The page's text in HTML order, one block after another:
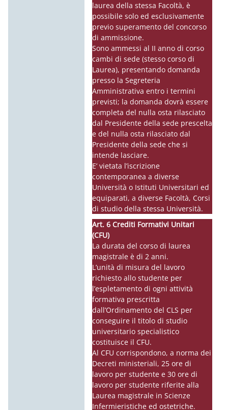
laurea della stessa Facoltà, è
possibile solo ed esclusivamente
previo superamento del concorso
di ammissione.
Sono ammessi al II anno di corso
cambi di sede (stesso corso di
Laurea), presentando domanda
presso la Segreteria
Amministrativa entro i termini
previsti; la domanda dovrà essere
completa del nulla osta rilasciato
dal Presidente della sede prescelta
e del nulla osta rilasciato dal
Presidente della sede che si
intende lasciare.
E’ vietata l’iscrizione
contemporanea a diverse
Università o Istituti Universitari ed
equiparati, a diverse Facoltà, Corsi
di studio della stessa Università.
Art. 6 Crediti Formativi Unitari
(CFU)
La durata del corso di laurea
magistrale è di 2 anni.
L’unità di misura del lavoro
richiesto allo studente per
l’espletamento di ogni attività
formativa prescritta
dall’Ordinamento del CLS per
conseguire il titolo di studio
universitario specialistico
costituisce il CFU.
Al CFU corrispondono, a norma dei
Decreti ministeriali, 25 ore di
lavoro per studente e 30 ore di
lavoro per studente riferite alla
Laurea magistrale in Scienze
Infermieristiche ed ostetriche.